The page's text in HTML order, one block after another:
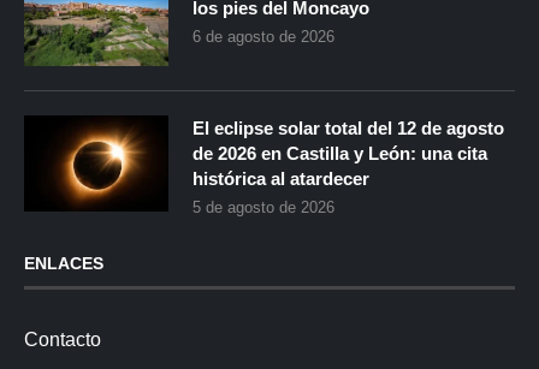
los pies del Moncayo
6 de agosto de 2026
El eclipse solar total del 12 de agosto
de 2026 en Castilla y León: una cita
histórica al atardecer
5 de agosto de 2026
ENLACES
Contacto